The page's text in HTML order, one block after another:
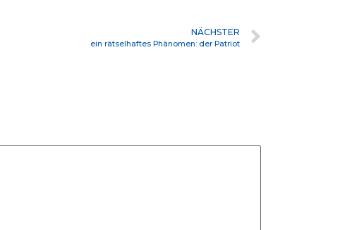
NÄCHSTER
ein rätselhaftes Phänomen: der Patriot